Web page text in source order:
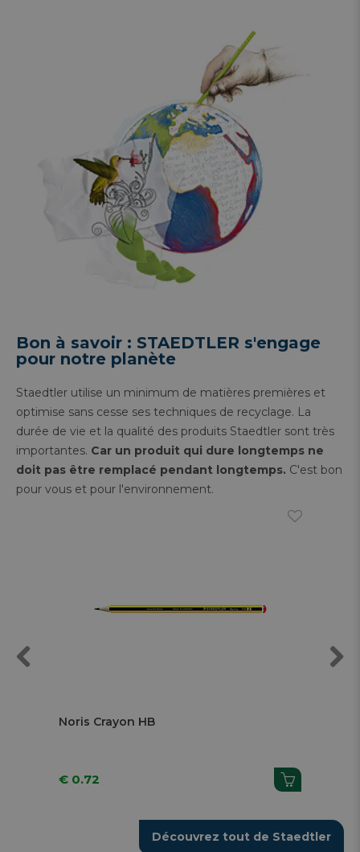
Bon à savoir : STAEDTLER s'engage
pour notre planète
Staedtler utilise un minimum de matières premières et
optimise sans cesse ses techniques de recyclage. La
durée de vie et la qualité des produits Staedtler sont très
importantes. Car un produit qui dure longtemps ne
doit pas être remplacé pendant longtemps. C'est bon
pour vous et pour l'environnement.
Noris Crayon HB
€ 0.72
Découvrez tout de Staedtler